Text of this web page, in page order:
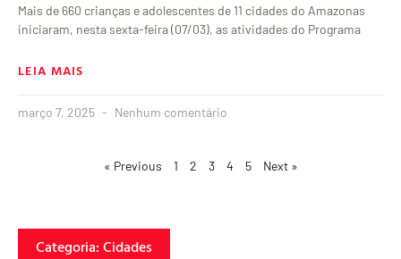
Mais de 660 crianças e adolescentes de 11 cidades do Amazonas
iniciaram, nesta sexta-feira (07/03), as atividades do Programa
LEIA MAIS
março 7, 2025 Nenhum comentário
« Previous 1 2 3 4 5 Next »
Categoria: Cidades